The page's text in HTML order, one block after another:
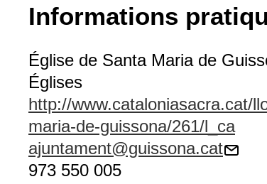
Informations
Église de Santa Maria de
Églises
http://www.cataloniasacra.cat/
maria-de-guissona/261/l_ca
ajuntament@guissona.cat
973 550 005